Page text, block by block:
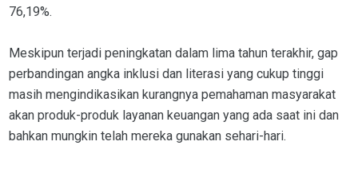
76,19%.
Meskipun terjadi peningkatan dalam lima tahun terakhir, gap
perbandingan angka inklusi dan literasi yang cukup tinggi
masih mengindikasikan kurangnya pemahaman masyarakat
akan produk-produk layanan keuangan yang ada saat ini dan
bahkan mungkin telah mereka gunakan sehari-hari.